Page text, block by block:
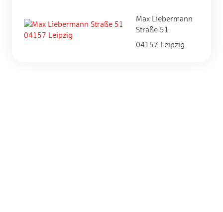
Max Liebermann
Straße 51
04157 Leipzig